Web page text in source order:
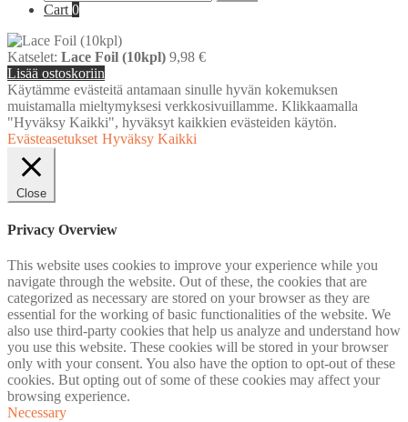
Cart 0
Katselet: Lace Foil (10kpl) 9,98 €
Lisää ostoskoriin
Käytämme evästeitä antamaan sinulle hyvän kokemuksen
muistamalla mieltymyksesi verkkosivuillamme. Klikkaamalla
"Hyväksy Kaikki", hyväksyt kaikkien evästeiden käytön.
Evästeasetukset Hyväksy Kaikki
Close
Privacy Overview
This website uses cookies to improve your experience while you
navigate through the website. Out of these, the cookies that are
categorized as necessary are stored on your browser as they are
essential for the working of basic functionalities of the website. We
also use third-party cookies that help us analyze and understand how
you use this website. These cookies will be stored in your browser
only with your consent. You also have the option to opt-out of these
cookies. But opting out of some of these cookies may affect your
browsing experience.
Necessary